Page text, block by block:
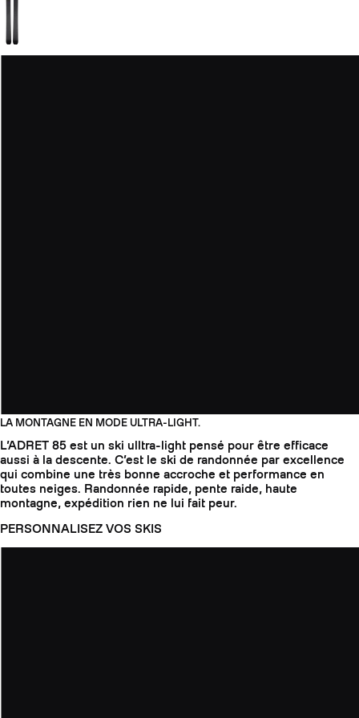
LA MONTAGNE EN MODE ULTRA-LIGHT.
L’ADRET 85 est un ski ulltra-light pensé pour être efficace
aussi à la descente. C’est le ski de randonnée par excellence
qui combine une très bonne accroche et performance en
toutes neiges. Randonnée rapide, pente raide, haute
montagne, expédition rien ne lui fait peur.
PERSONNALISEZ VOS SKIS